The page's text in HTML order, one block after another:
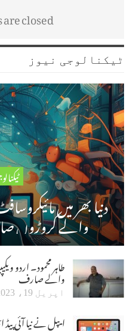
closed.
ٹیکنالوجی نیوز
دنیا بھر میں
والے کروڑوں
طاہر محمود۔ اردو
والے صارف
اپریل 19، 2023
ایپل نے نیا آئی پیڈ